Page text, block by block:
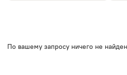
По вашему запросу ничего не